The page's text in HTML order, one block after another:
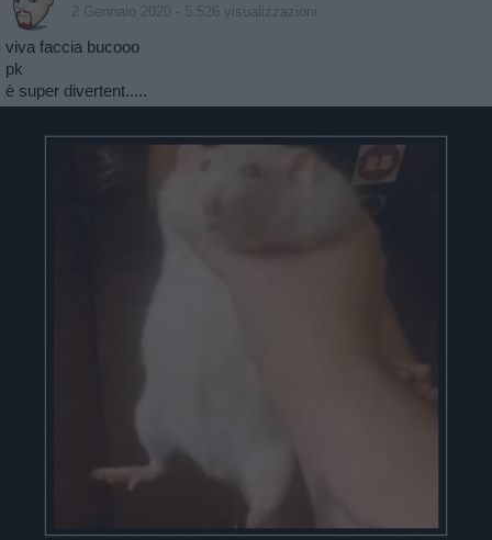
2 Gennaio 2020 - 5.526 visualizzazioni
viva faccia bucooo
pk
è super divertent.....